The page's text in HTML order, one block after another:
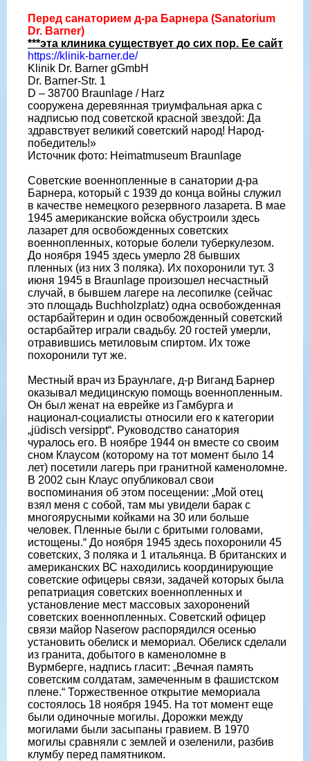
Перед санаторием д-ра Барнера (Sanatorium
Dr. Barner)
***эта клиника существует до сих пор. Ее сайт
https://klinik-barner.de/
Klinik Dr. Barner gGmbH
Dr. Barner-Str. 1
D – 38700 Braunlage / Harz
сооружена деревянная триумфальная арка с
надписью под советской красной звездой: Да
здравствует великий советский народ! Народ-
победитель!»
Источник фото: Heimatmuseum Braunlage
Советские военнопленные в санатории д-ра
Барнера, который с 1939 до конца войны служил
в качестве немецкого резервного лазарета. В мае
1945 американские войска обустроили здесь
лазарет для освобожденных советских
военнопленных, которые болели туберкулезом.
До ноября 1945 здесь умерло 28 бывших
пленных (из них 3 поляка). Их похоронили тут. 3
июня 1945 в Braunlage произошел несчастный
случай, в бывшем лагере на лесопилке (сейчас
это площадь Buchholzplatz) одна освобожденная
остарбайтерин и один освобожденный советский
остарбайтер играли свадьбу. 20 гостей умерли,
отравившись метиловым спиртом. Их тоже
похоронили тут же.
Местный врач из Браунлаге, д-р Виганд Барнер
оказывал медицинскую помощь военнопленным.
Он был женат на еврейке из Гамбурга и
национал-социалисты относили его к категории
„jüdisch versippt“. Руководство санатория
чуралось его. В ноябре 1944 он вместе со своим
сном Клаусом (которому на тот момент было 14
лет) посетили лагерь при гранитной каменоломне.
В 2002 сын Клаус опубликовал свои
воспоминания об этом посещении: „Мой отец
взял меня с собой, там мы увидели барак с
многоярусными койками на 30 или больше
человек. Пленные были с бритыми головами,
истощены.“ До ноября 1945 здесь похоронили 45
советских, 3 поляка и 1 итальянца. В британских и
американских ВС находились координирующие
советские офицеры связи, задачей которых была
репатриация советских военнопленных и
установление мест массовых захоронений
советских военнопленных. Советский офицер
связи майор Naserow распорядился осенью
установить обелиск и мемориал. Обелиск сделали
из гранита, добытого в каменоломне в
Вурмберге, надпись гласит: „Вечная память
советским солдатам, замеченным в фашистском
плене.“ Торжественное открытие мемориала
состоялось 18 ноября 1945. На тот момент еще
были одиночные могилы. Дорожки между
могилами были засыпаны гравием. В 1970
могилы сравняли с землей и озеленили, разбив
клумбу перед памятником.